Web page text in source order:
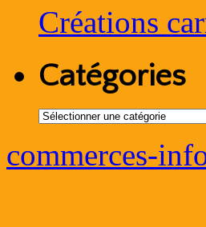
Créations
Catégories
Catégories
commerces-